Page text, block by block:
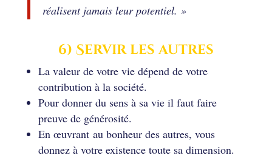
réalisent jamais leur potentiel. »
6) Servir les autres
La valeur de votre vie dépend de votre
contribution à la société.
Pour donner du sens à sa vie il faut faire
preuve de générosité.
En œuvrant au bonheur des autres, vous
donnez à votre existence toute sa dimension.